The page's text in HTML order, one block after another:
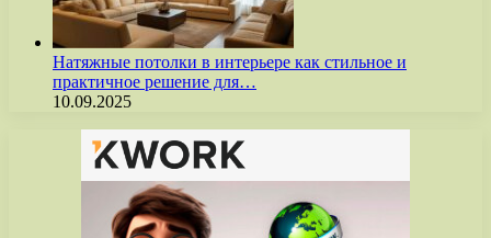
Натяжные потолки в интерьере как стильное и
практичное решение для…
10.09.2025